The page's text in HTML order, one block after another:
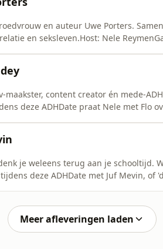
en auteur Uwe Porters.
en seksleven.Host: Nele
content creator én mede-
deze ADHDate praat Nele met Flo
about
je weleens terug aan je schooltijd.
deze ADHDate met Juf Mevin, of
Meer afleveringen laden